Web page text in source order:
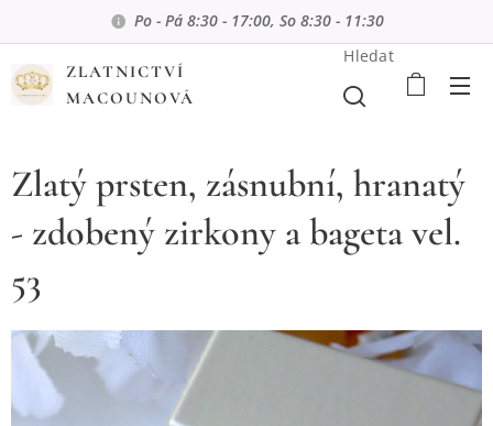
Po - Pá 8:30 - 17:00, So 8:30 - 11:30
ZLATNICTVÍ
MACOUNOVÁ
Hledat
Zlatý prsten, zásnubní, hranatý
- zdobený zirkony a bageta vel.
53